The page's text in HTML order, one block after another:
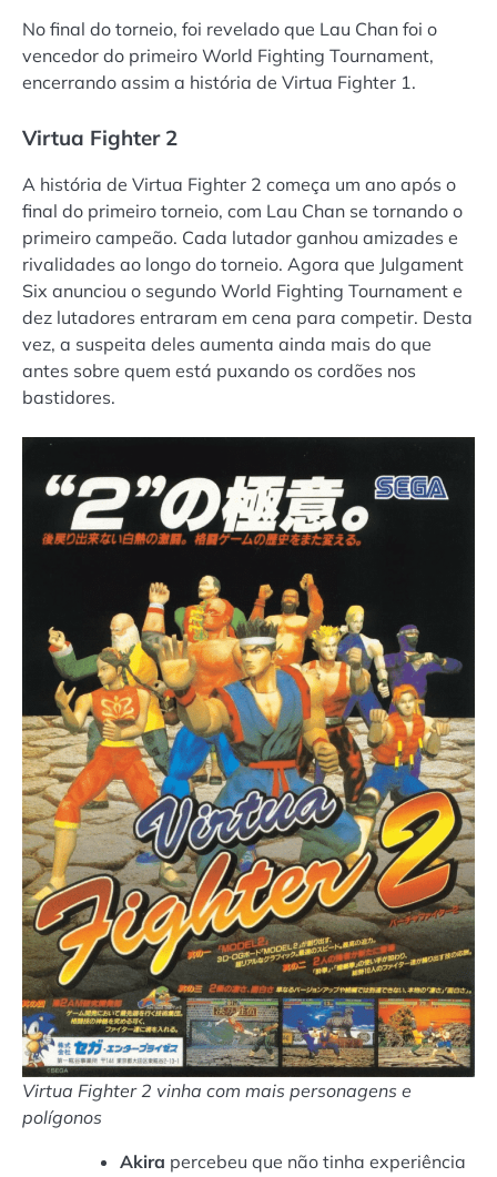
No final do torneio, foi revelado que Lau Chan foi o
vencedor do primeiro World Fighting Tournament,
encerrando assim a história de Virtua Fighter 1.
Virtua Fighter 2
A história de Virtua Fighter 2 começa um ano após o
final do primeiro torneio, com Lau Chan se tornando o
primeiro campeão. Cada lutador ganhou amizades e
rivalidades ao longo do torneio. Agora que Julgament
Six anunciou o segundo World Fighting Tournament e
dez lutadores entraram em cena para competir. Desta
vez, a suspeita deles aumenta ainda mais do que
antes sobre quem está puxando os cordões nos
bastidores.
Virtua Fighter 2 vinha com mais personagens e
polígonos
Akira percebeu que não tinha experiência